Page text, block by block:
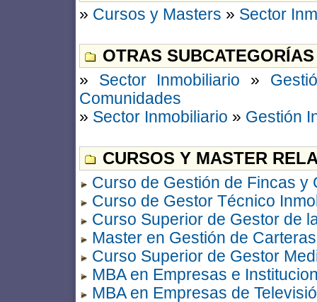
» Cursos y Masters » Sector
OTRAS
» Sector Inmobiliario »
Comunidades
» Sector Inmobiliario » Gestión
CURSOS Y MASTER
Curso de Gestión de Fincas y
Curso de Gestor Técnico
Curso Superior de Gestor de
Master en Gestión de Carteras
Curso Superior de Gestor
MBA en Empresas e
MBA en Empresas de